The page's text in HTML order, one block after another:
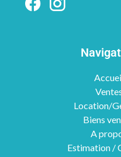
Location/
Biens
A
Estimation /